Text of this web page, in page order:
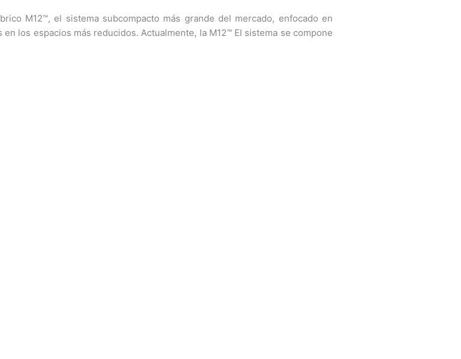
M12™, el sistema subcompacto más grande del mercado, enfocado en
los espacios más reducidos. Actualmente, la M12™ El sistema se compone